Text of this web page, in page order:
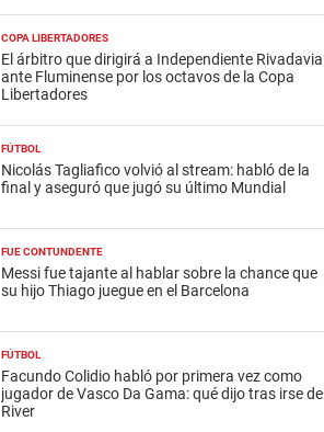
COPA LIBERTADORES
El árbitro que dirigirá a Independiente Rivadavia
ante Fluminense por los octavos de la Copa
Libertadores
FÚTBOL
Nicolás Tagliafico volvió al stream: habló de la
final y aseguró que jugó su último Mundial
FUE CONTUNDENTE
Messi fue tajante al hablar sobre la chance que
su hijo Thiago juegue en el Barcelona
FÚTBOL
Facundo Colidio habló por primera vez como
jugador de Vasco Da Gama: qué dijo tras irse de
River